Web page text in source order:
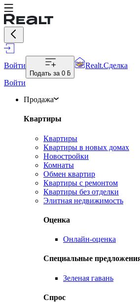
Войти
Подать за 0 ƃ
Realt.Сделка
Войти
Продажа
Квартиры
Квартиры
Квартиры в новых домах
Новостройки
Комнаты
Обмен квартир
Квартиры с ремонтом
Квартиры без отделки
Элитная недвижимость
Оценка
Онлайн-оценка
Специальные
Зеленая гавань
Спрос